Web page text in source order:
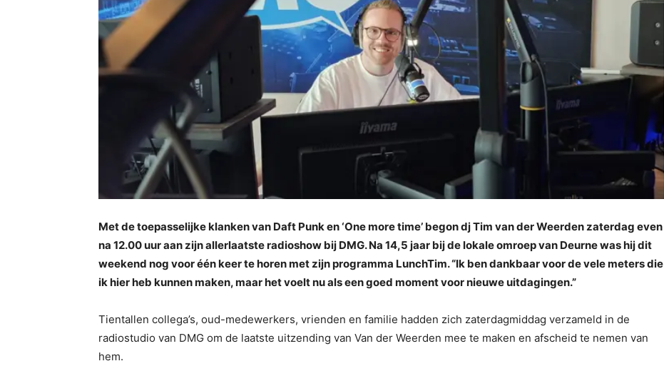
Met de toepasselijke klanken van Daft Punk en ‘One more time’ begon dj Tim van der Weerden zaterdag even
na 12.00 uur aan zijn allerlaatste radioshow bij DMG. Na 14,5 jaar bij de lokale omroep van Deurne was hij dit
weekend nog voor één keer te horen met zijn programma LunchTim. “Ik ben dankbaar voor de vele meters die
ik hier heb kunnen maken, maar het voelt nu als een goed moment voor nieuwe uitdagingen.”
Tientallen collega’s, oud-medewerkers, vrienden en familie hadden zich zaterdagmiddag verzameld in de
radiostudio van DMG om de laatste uitzending van Van der Weerden mee te maken en afscheid te nemen van
hem.